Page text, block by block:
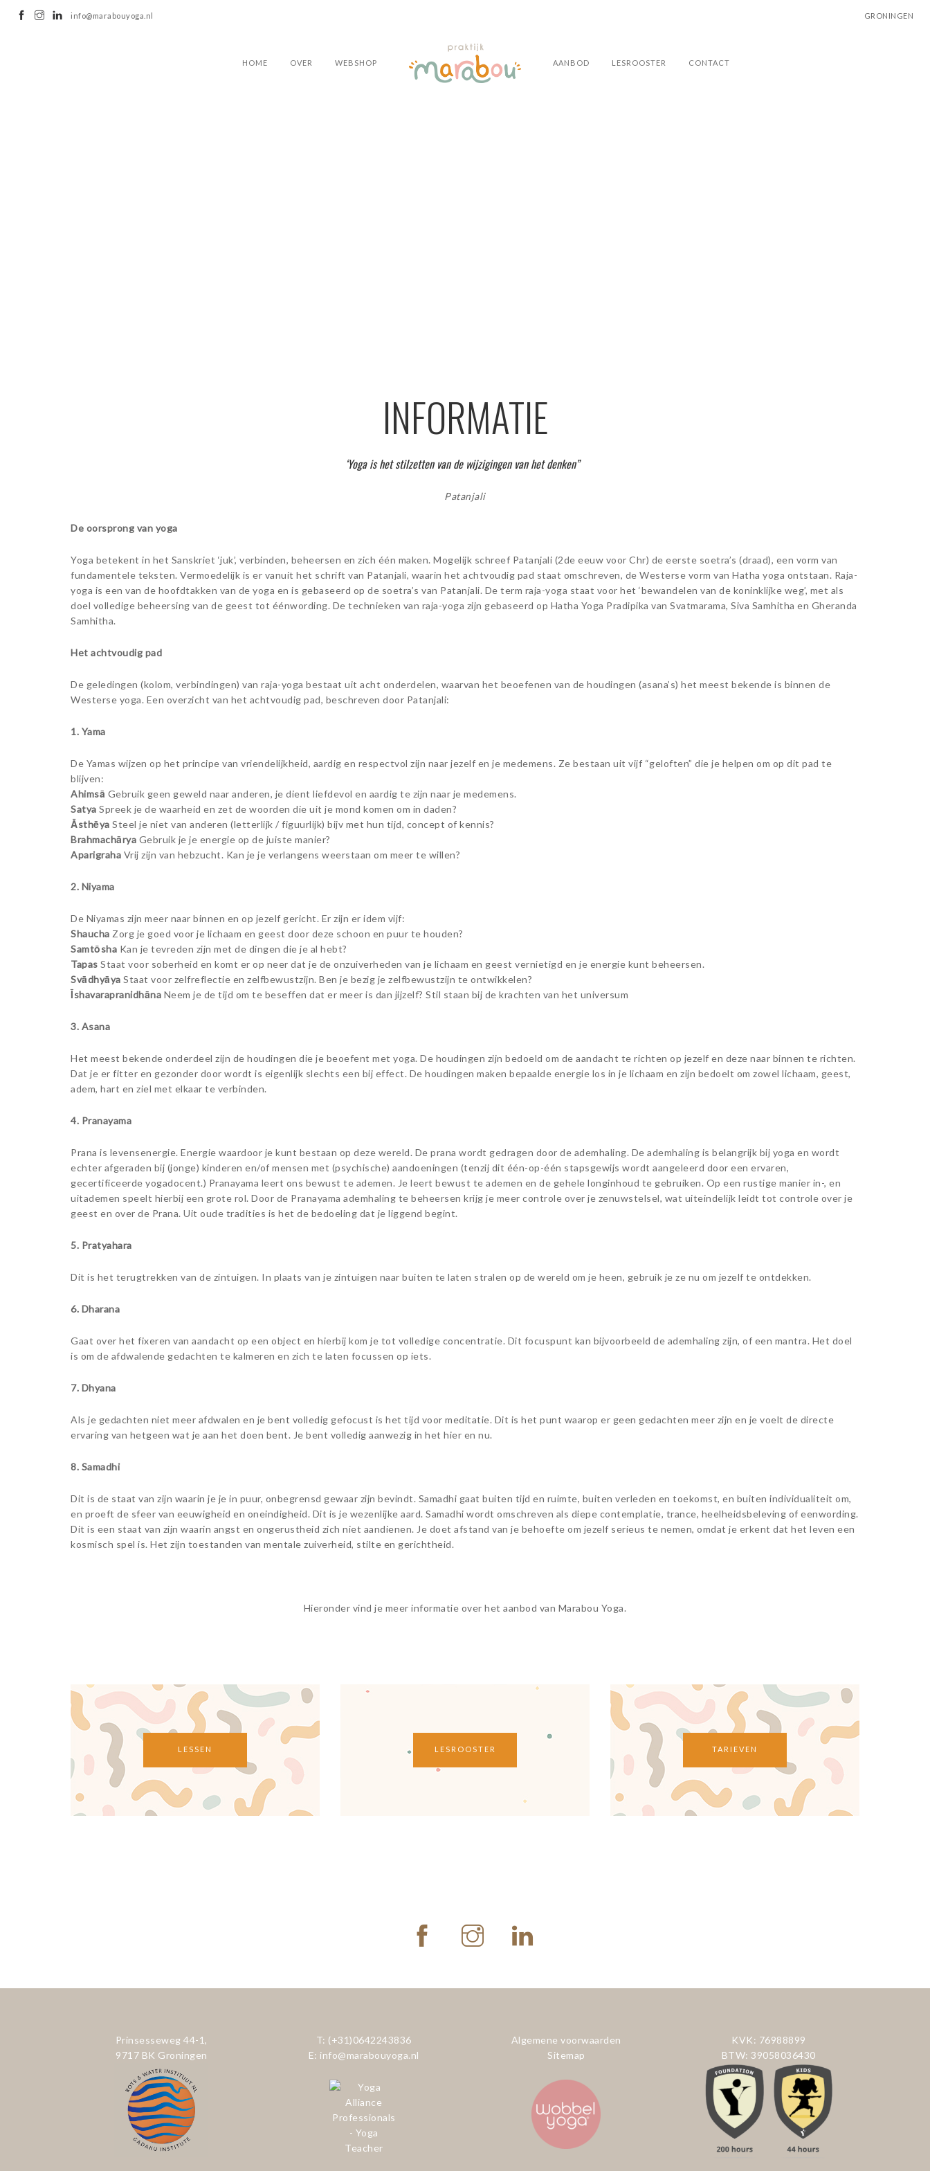
info@marabouyoga.nl GRONINGEN
HOME OVER WEBSHOP AANBOD LESROOSTER CONTACT
INFORMATIE
‘Yoga is het stilzetten van de wijzigingen van het denken”
Patanjali
De oorsprong van yoga
Yoga betekent in het Sanskriet ‘juk’, verbinden, beheersen en zich één maken. Mogelijk schreef Patanjali (2de eeuw voor Chr) de eerste soetra’s (draad), een vorm van
fundamentele teksten. Vermoedelijk is er vanuit het schrift van Patanjali, waarin het achtvoudig pad staat omschreven, de Westerse vorm van Hatha yoga ontstaan. Raja-
yoga is een van de hoofdtakken van de yoga en is gebaseerd op de soetra’s van Patanjali. De term raja-yoga staat voor het ‘bewandelen van de koninklijke weg’, met als
doel volledige beheersing van de geest tot éénwording. De technieken van raja-yoga zijn gebaseerd op Hatha Yoga Pradipika van Svatmarama, Siva Samhitha en Gheranda
Samhitha.
Het achtvoudig pad
De geledingen (kolom, verbindingen) van raja-yoga bestaat uit acht onderdelen, waarvan het beoefenen van de houdingen (asana’s) het meest bekende is binnen de
Westerse yoga. Een overzicht van het achtvoudig pad, beschreven door Patanjali:
1. Yama
De Yamas wijzen op het principe van vriendelijkheid, aardig en respectvol zijn naar jezelf en je medemens. Ze bestaan uit vijf “geloften” die je helpen om op dit pad te
blijven:
Ahimsā Gebruik geen geweld naar anderen, je dient liefdevol en aardig te zijn naar je medemens.
Satya Spreek je de waarheid en zet de woorden die uit je mond komen om in daden?
Āsthēya Steel je niet van anderen (letterlijk / figuurlijk) bijv met hun tijd, concept of kennis?
Brahmachārya Gebruik je je energie op de juiste manier?
Aparigraha Vrij zijn van hebzucht. Kan je je verlangens weerstaan om meer te willen?
2. Niyama
De Niyamas zijn meer naar binnen en op jezelf gericht. Er zijn er idem vijf:
Shaucha Zorg je goed voor je lichaam en geest door deze schoon en puur te houden?
Samtōsha Kan je tevreden zijn met de dingen die je al hebt?
Tapas Staat voor soberheid en komt er op neer dat je de onzuiverheden van je lichaam en geest vernietigd en je energie kunt beheersen.
Svādhyāya Staat voor zelfreflectie en zelfbewustzijn. Ben je bezig je zelfbewustzijn te ontwikkelen?
Īshavarapranidhāna Neem je de tijd om te beseffen dat er meer is dan jijzelf? Stil staan bij de krachten van het universum
3. Asana
Het meest bekende onderdeel zijn de houdingen die je beoefent met yoga. De houdingen zijn bedoeld om de aandacht te richten op jezelf en deze naar binnen te richten.
Dat je er fitter en gezonder door wordt is eigenlijk slechts een bij effect. De houdingen maken bepaalde energie los in je lichaam en zijn bedoelt om zowel lichaam, geest,
adem, hart en ziel met elkaar te verbinden.
4. Pranayama
Prana is levensenergie. Energie waardoor je kunt bestaan op deze wereld. De prana wordt gedragen door de ademhaling. De ademhaling is belangrijk bij yoga en wordt
echter afgeraden bij (jonge) kinderen en/of mensen met (psychische) aandoeningen (tenzij dit één-op-één stapsgewijs wordt aangeleerd door een ervaren,
gecertificeerde yogadocent.) Pranayama leert ons bewust te ademen. Je leert bewust te ademen en de gehele longinhoud te gebruiken. Op een rustige manier in-, en
uitademen speelt hierbij een grote rol. Door de Pranayama ademhaling te beheersen krijg je meer controle over je zenuwstelsel, wat uiteindelijk leidt tot controle over je
geest en over de Prana. Uit oude tradities is het de bedoeling dat je liggend begint.
5. Pratyahara
Dit is het terugtrekken van de zintuigen. In plaats van je zintuigen naar buiten te laten stralen op de wereld om je heen, gebruik je ze nu om jezelf te ontdekken.
6. Dharana
Gaat over het fixeren van aandacht op een object en hierbij kom je tot volledige concentratie. Dit focuspunt kan bijvoorbeeld de ademhaling zijn, of een mantra. Het doel
is om de afdwalende gedachten te kalmeren en zich te laten focussen op iets.
7. Dhyana
Als je gedachten niet meer afdwalen en je bent volledig gefocust is het tijd voor meditatie. Dit is het punt waarop er geen gedachten meer zijn en je voelt de directe
ervaring van hetgeen wat je aan het doen bent. Je bent volledig aanwezig in het hier en nu.
8. Samadhi
Dit is de staat van zijn waarin je je in puur, onbegrensd gewaar zijn bevindt. Samadhi gaat buiten tijd en ruimte, buiten verleden en toekomst, en buiten individualiteit om,
en proeft de sfeer van eeuwigheid en oneindigheid. Dit is je wezenlijke aard. Samadhi wordt omschreven als diepe contemplatie, trance, heelheidsbeleving of eenwording.
Dit is een staat van zijn waarin angst en ongerustheid zich niet aandienen. Je doet afstand van je behoefte om jezelf serieus te nemen, omdat je erkent dat het leven een
kosmisch spel is. Het zijn toestanden van mentale zuiverheid, stilte en gerichtheid.
Hieronder vind je meer informatie over het aanbod van Marabou Yoga.
LESSEN LESROOSTER TARIEVEN
Prinsesseweg 44-1,
9717 BK Groningen
T: (+31)0642243836
E: info@marabouyoga.nl
Algemene voorwaarden
Sitemap
KVK: 76988899
BTW: 39058036430